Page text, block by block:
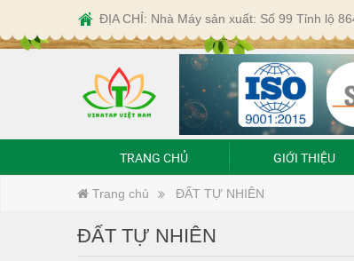
ĐỊA CHỈ: Nhà Máy sản xuất: Số 99 Tỉnh lộ
TRANG CHỦ GIỚI THIỆU
Trang chủ ĐẤT TỰ NHIÊN
ĐẤT TỰ NHIÊN